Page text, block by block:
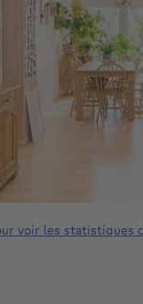
voir les statistiques